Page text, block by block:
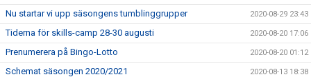
Nu startar vi upp säsongens tumblinggrupper 2020-08-29 23:43
Tiderna för skills-camp 28-30 augusti 2020-08-20 17:06
Prenumerera på Bingo-Lotto 2020-08-20 01:12
Schemat säsongen 2020/2021 2020-08-13 18:38